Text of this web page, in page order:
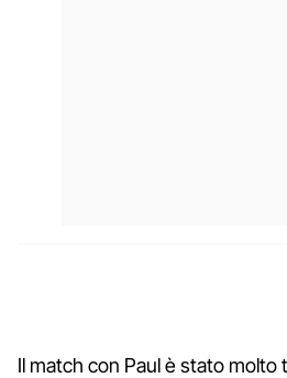
Il match con Paul è stato molto